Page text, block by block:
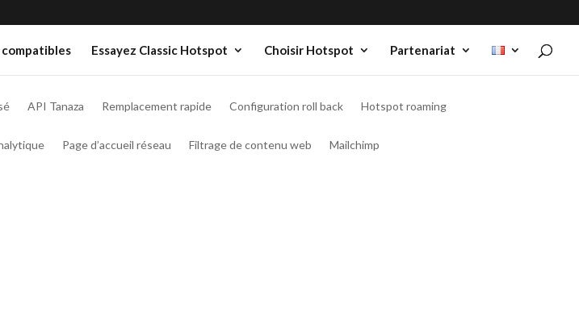
compatibles Essayez Classic Hotspot Choisir Hotspot Partenariat
API Tanaza Remplacement rapide Configuration roll back Hotspot roaming
Page d’accueil réseau Filtrage de contenu web Mailchimp